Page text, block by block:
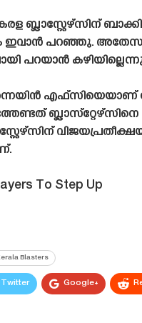
ബ്ലാസ്റ്റേഴ്‌സിന്
പറഞ്ഞു.
പറയാൻ
എഫ്‌സിയെയാണ്
To Step Up
Blasters
Twitter Google+